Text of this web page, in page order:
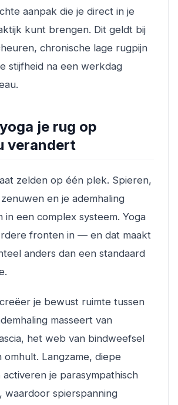
aanpak die je direct in je
kunt brengen. Dit geldt bij
chronische lage rugpijn
stijfheid na een werkdag
je rug op
verandert
zelden op één plek. Spieren,
en je ademhaling
in een complex systeem. Yoga
fronten in — en dat maakt
anders dan een standaard
creëer je bewust ruimte tussen
masseert van
het web van bindweefsel
omhult. Langzame, diepe
activeren je parasympathisch
waardoor spierspanning